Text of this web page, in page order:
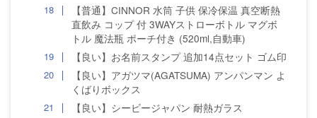
【普通】CINNOR 水筒 子供 保冷保温 真空断熱
直飲み コップ 付 3WAYストローボトル マグボ
トル 魔法瓶 ポーチ付き (520ml,自動車)
【良い】お名前スタンプ 追加14点セット ゴム印
【良い】アガツマ(AGATSUMA) アンパンマン よ
くばりボックス
【良い】シービージャパン 耐熱ガラス